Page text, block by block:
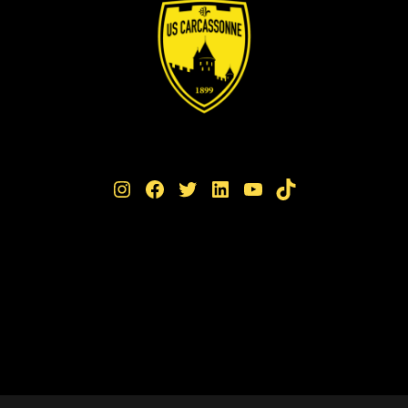
Instagram Facebook Twitter LinkedIn YouTube TikTok